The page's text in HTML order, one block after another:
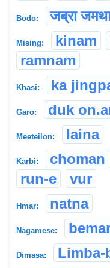
Bodo: जब्रा जमथा
Mising: kinam
ramnam
Khasi: ka
Garo: duk
Meeteilon: laina
Karbi: choman
run-e
vur
Hmar: natna
Nagamese:
Dimasa: Limba-